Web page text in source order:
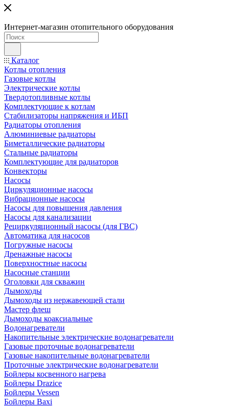
Интернет-магазин отопительного оборудования
Каталог
Котлы отопления
Газовые котлы
Электрические котлы
Твердотопливные котлы
Комплектующие к котлам
Стабилизаторы напряжения и ИБП
Радиаторы отопления
Алюминиевые радиаторы
Биметаллические радиаторы
Стальные радиаторы
Комплектующие для радиаторов
Конвекторы
Насосы
Циркуляционные насосы
Вибрационные насосы
Насосы для повышения давления
Насосы для канализации
Рециркуляционный насосы (для ГВС)
Автоматика для насосов
Погружные насосы
Дренажные насосы
Поверхностные насосы
Насосные станции
Оголовки для скважин
Дымоходы
Дымоходы из нержавеющей стали
Мастер флеш
Дымоходы коаксиальные
Водонагреватели
Накопительные электрические водонагреватели
Газовые проточные водонагреватели
Газовые накопительные водонагреватели
Проточные электрические водонагреватели
Бойлеры косвенного нагрева
Бойлеры Drazice
Бойлеры Vessen
Бойлеры Baxi